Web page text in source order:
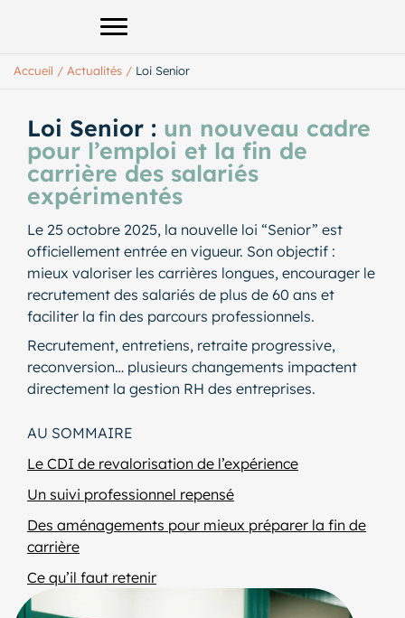
Afficher le menu principal
Accueil / Actualités / Loi Senior
Loi Senior : un nouveau cadre
pour l’emploi et la fin de
carrière des salariés
expérimentés
Le 25 octobre 2025, la nouvelle loi “Senior” est
officiellement entrée en vigueur. Son objectif :
mieux valoriser les carrières longues, encourager le
recrutement des salariés de plus de 60 ans et
faciliter la fin des parcours professionnels.
Recrutement, entretiens, retraite progressive,
reconversion… plusieurs changements impactent
directement la gestion RH des entreprises.
AU SOMMAIRE
Le CDI de revalorisation de l’expérience
Un suivi professionnel repensé
Des aménagements pour mieux préparer la fin de
carrière
Ce qu’il faut retenir